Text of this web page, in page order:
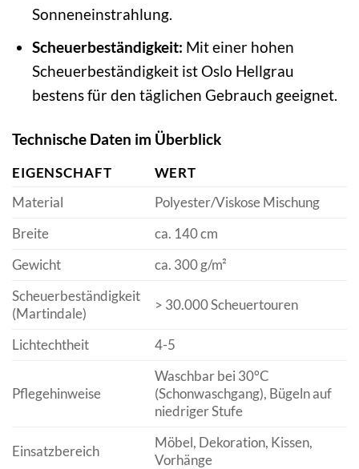
Sonneneinstrahlung.
Scheuerbeständigkeit: Mit einer hohen
Scheuerbeständigkeit ist Oslo Hellgrau
bestens für den täglichen Gebrauch geeignet.
Technische Daten im Überblick
EIGENSCHAFT
WERT
Material
Polyester/Viskose Mischung
Breite
ca. 140 cm
Gewicht
ca. 300 g/m²
Scheuerbeständigkeit
(Martindale)
> 30.000 Scheuertouren
Lichtechtheit 4-5
Pflegehinweise
Waschbar bei 30°C
(Schonwaschgang), Bügeln auf
niedriger Stufe
Einsatzbereich
Möbel, Dekoration, Kissen,
Vorhänge